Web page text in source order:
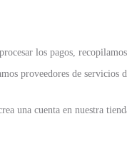
los pagos,
proveedores de servicios
una cuenta en nuestra